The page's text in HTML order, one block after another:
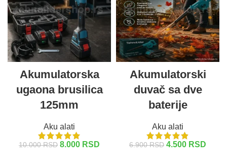
Akumulatorska
ugaona brusilica
125mm
Aku alati
10.000RSD 8.000 RSD
Akumulatorski
duvač sa dve
baterije
Aku alati
6.900RSD 4.500 RSD